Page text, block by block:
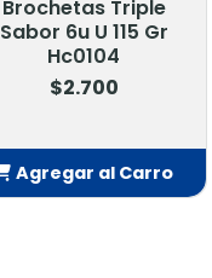
Brochetas Triple
Sabor 6u U 115 Gr
Hc0104
$2.700
Agregar al Carro